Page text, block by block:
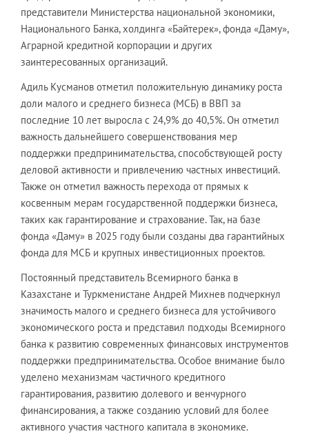
представители Министерства национальной экономики,
Национального Банка, холдинга «Байтерек», фонда «Даму»,
Аграрной кредитной корпорации и других
заинтересованных организаций.
Адиль Кусманов отметил положительную динамику роста
доли малого и среднего бизнеса (МСБ) в ВВП за
последние 10 лет выросла с 24,9% до 40,5%. Он отметил
важность дальнейшего совершенствования мер
поддержки предпринимательства, способствующей росту
деловой активности и привлечению частных инвестиций.
Также он отметил важность перехода от прямых к
косвенным мерам государственной поддержки бизнеса,
таких как гарантирование и страхование. Так, на базе
фонда «Даму» в 2025 году были созданы два гарантийных
фонда для МСБ и крупных инвестиционных проектов.
Постоянный представитель Всемирного банка в
Казахстане и Туркменистане Андрей Михнев подчеркнул
значимость малого и среднего бизнеса для устойчивого
экономического роста и представил подходы Всемирного
банка к развитию современных финансовых инструментов
поддержки предпринимательства. Особое внимание было
уделено механизмам частичного кредитного
гарантирования, развитию долевого и венчурного
финансирования, а также созданию условий для более
активного участия частного капитала в экономике.